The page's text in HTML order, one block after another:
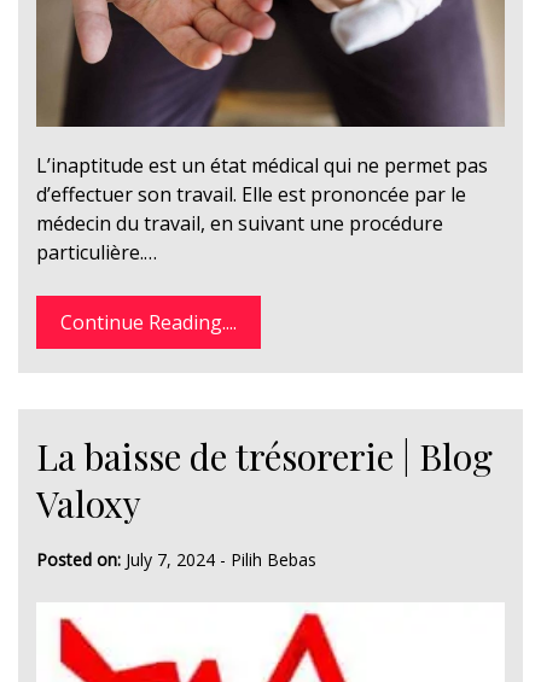
L’inaptitude est un état médical qui ne permet pas
d’effectuer son travail. Elle est prononcée par le
médecin du travail, en suivant une procédure
particulière.…
Continue Reading....
La baisse de trésorerie | Blog
Valoxy
Posted on: July 7, 2024 - Pilih Bebas